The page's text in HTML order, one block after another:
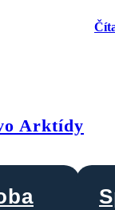
Arktídy